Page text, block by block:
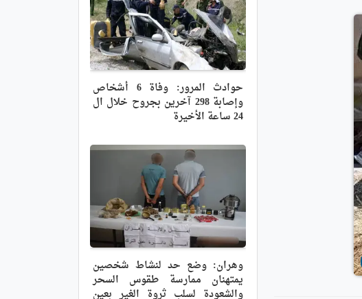
حوادث المرور: وفاة 6 أشخاص
وإصابة 298 آخرين بجروح خلال ال
24 ساعة الأخيرة
وهران: وضع حد لنشاط شخصين
يمتهنان ممارسة طقوس السحر
والشعودة لسلب ثروة الغير بعين